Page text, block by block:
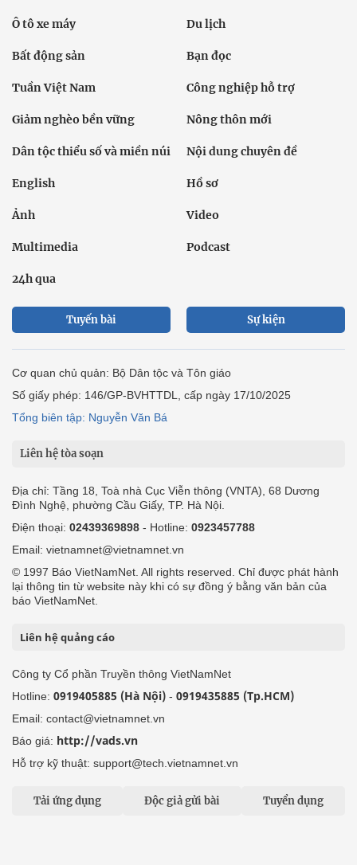
Ô tô xe máy Du lịch
Bất động sản Bạn đọc
Tuần Việt Nam Công nghiệp hỗ trợ
Giảm nghèo bền vững Nông thôn mới
Dân tộc thiểu số và miền núi Nội dung chuyên đề
English Hồ sơ
Ảnh Video
Multimedia Podcast
24h qua
Tuyến bài Sự kiện
Cơ quan chủ quản: Bộ Dân tộc và Tôn giáo
Số giấy phép: 146/GP-BVHTTDL, cấp ngày 17/10/2025
Tổng biên tập: Nguyễn Văn Bá
Liên hệ tòa soạn
Địa chỉ: Tầng 18, Toà nhà Cục Viễn thông (VNTA), 68 Dương
Đình Nghệ, phường Cầu Giấy, TP. Hà Nội.
Điện thoại: 02439369898 - Hotline: 0923457788
Email: vietnamnet@vietnamnet.vn
© 1997 Báo VietNamNet. All rights reserved. Chỉ được phát hành
lại thông tin từ website này khi có sự đồng ý bằng văn bản của
báo VietNamNet.
Liên hệ quảng cáo
Công ty Cổ phần Truyền thông VietNamNet
Hotline: 0919405885 (Hà Nội) - 0919435885 (Tp.HCM)
Email: contact@vietnamnet.vn
Báo giá: http://vads.vn
Hỗ trợ kỹ thuật: support@tech.vietnamnet.vn
Tải ứng dụng Độc giả gửi bài Tuyển dụng